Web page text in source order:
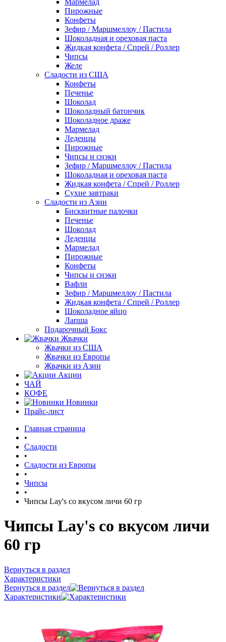
Мармелад
Пирожные
Конфеты
Зефир / Маршмеллоу / Пастила
Шоколадная и ореховая паста
Жидкая конфета / Спрей / Роллер
Чипсы
Желе
Сладости из США
Конфеты
Печенье
Шоколад
Шоколадный батончик
Шоколадное драже
Мармелад
Леденцы
Пирожные
Чипсы и снэки
Зефир / Маршмеллоу / Пастила
Шоколадная и ореховая паста
Жидкая конфета / Спрей / Роллер
Сухие завтраки
Сладости из Азии
Бисквитные палочки
Печенье
Шоколад
Леденцы
Мармелад
Пирожные
Конфеты
Чипсы и снэки
Вафли
Зефир / Маршмеллоу / Пастила
Жидкая конфета / Спрей / Роллер
Шоколадное яйцо
Лапша
Подарочный Бокс
Жвачки
Жвачки из США
Жвачки из Европы
Жвачки из Азии
Акции
ЧАЙ
КОФЕ
Новинки
Прайс-лист
Главная страница
•
Сладости
•
Сладости из Европы
•
Чипсы
•
Чипсы Lay's со вкусом личи 60 гр
Чипсы Lay's со вкусом личи
60 гр
Вернуться в раздел
Характеристики
Вернуться в раздел
Характеристики